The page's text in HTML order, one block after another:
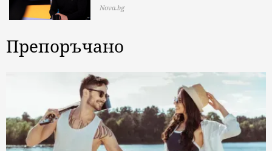
Nova.bg
Препоръчано